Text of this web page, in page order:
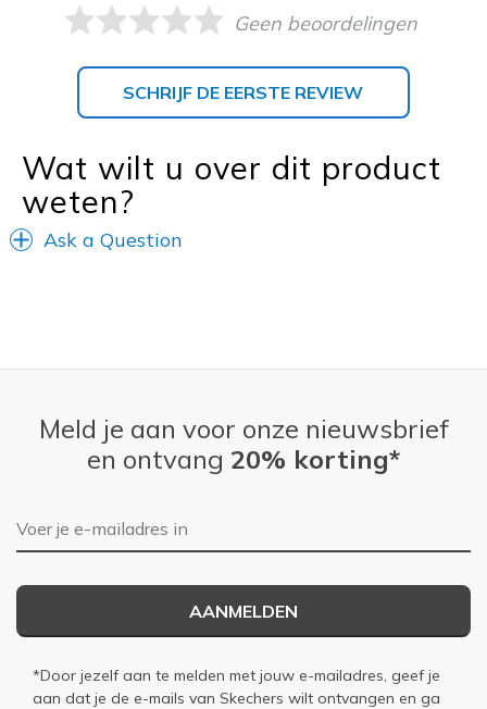
Geen beoordelingen
SCHRIJF DE EERSTE REVIEW
Wat wilt u over dit product
weten?
Ask a Question
Meld je aan voor onze nieuwsbrief
en ontvang 20% korting*
E-mailadres
AANMELDEN
*Door jezelf aan te melden met jouw e-mailadres, geef je
aan dat je de e-mails van Skechers wilt ontvangen en ga